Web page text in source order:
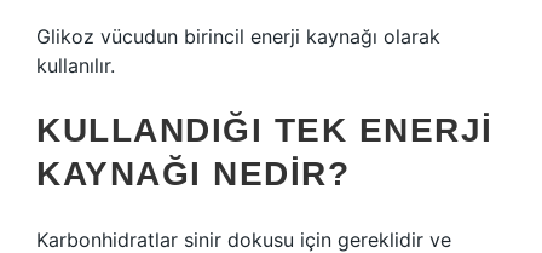
Glikoz vücudun birincil enerji kaynağı olarak
kullanılır.
KULLANDIĞI TEK ENERJI
KAYNAĞI NEDIR?
Karbonhidratlar sinir dokusu için gereklidir ve